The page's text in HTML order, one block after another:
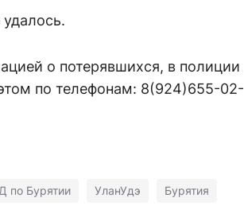
о потерявшихся, в полиции
по телефонам: 8(924)655-02-
по Бурятии УланУдэ Бурятия